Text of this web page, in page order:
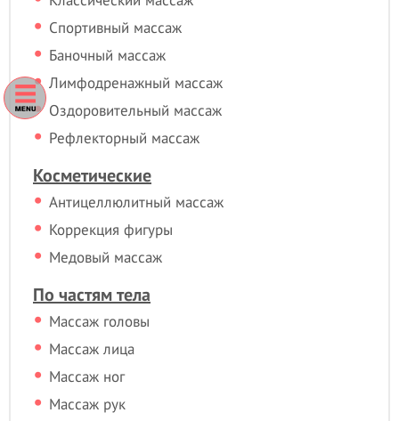
Спортивный массаж
Баночный массаж
Лимфодренажный массаж
Оздоровительный массаж
Рефлекторный массаж
Косметические
Антицеллюлитный массаж
Коррекция фигуры
Медовый массаж
По частям тела
Массаж головы
Массаж лица
Массаж ног
Массаж рук